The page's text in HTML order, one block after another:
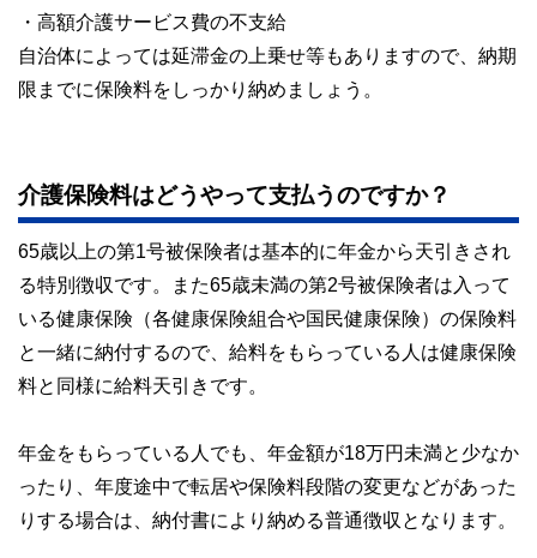
・高額介護サービス費の不支給
自治体によっては延滞金の上乗せ等もありますので、納期
限までに保険料をしっかり納めましょう。
介護保険料はどうやって支払うのですか？
65歳以上の第1号被保険者は基本的に年金から天引きされ
る特別徴収です。また65歳未満の第2号被保険者は入って
いる健康保険（各健康保険組合や国民健康保険）の保険料
と一緒に納付するので、給料をもらっている人は健康保険
料と同様に給料天引きです。
年金をもらっている人でも、年金額が18万円未満と少なか
ったり、年度途中で転居や保険料段階の変更などがあった
りする場合は、納付書により納める普通徴収となります。